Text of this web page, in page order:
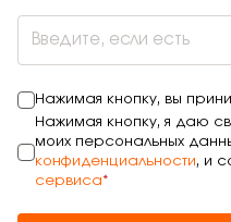
Нажимая кнопку, вы
Нажимая кнопку, я даю
моих персональных
конфиденциальности, и
сервиса*